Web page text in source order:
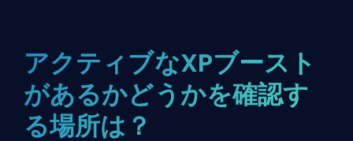
アクティブなXPブースト
があるかどうかを確認す
る場所は？